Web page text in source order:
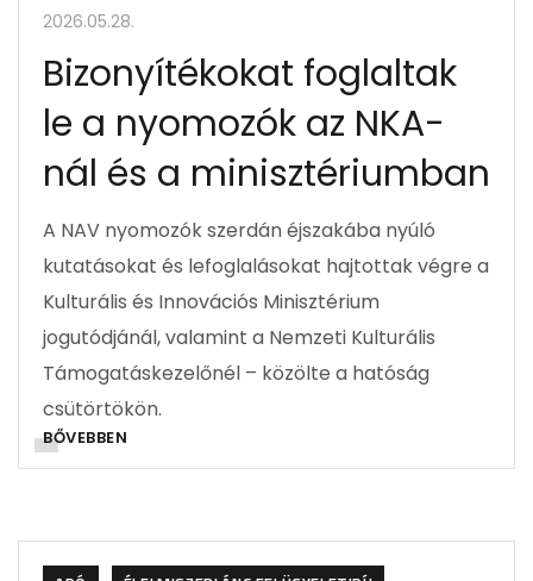
2026.05.28.
Bizonyítékokat foglaltak
le a nyomozók az NKA-
nál és a minisztériumban
A NAV nyomozók szerdán éjszakába nyúló
kutatásokat és lefoglalásokat hajtottak végre a
Kulturális és Innovációs Minisztérium
jogutódjánál, valamint a Nemzeti Kulturális
Támogatáskezelőnél – közölte a hatóság
csütörtökön.
BŐVEBBEN